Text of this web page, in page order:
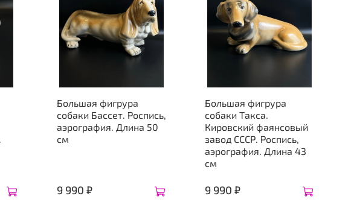
Большая фигрура
собаки Бассет. Роспись,
аэрография. Длина 50
см
9 990 ₽
Большая фигрура
собаки Такса.
Кировский фаянсовый
завод СССР. Роспись,
аэрография. Длина 43
см
9 990 ₽